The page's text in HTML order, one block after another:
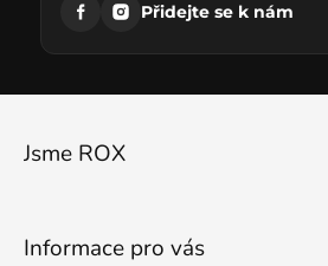
Přidejte se k nám
Jsme ROX
Informace pro vás